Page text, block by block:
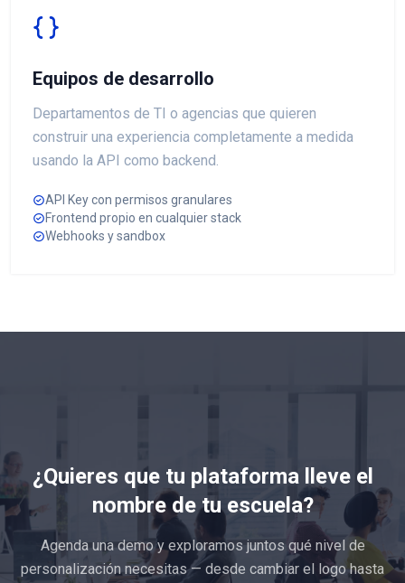
Equipos de desarrollo
Departamentos de TI o agencias que quieren
construir una experiencia completamente a medida
usando la API como backend.
API Key con permisos granulares
Frontend propio en cualquier stack
Webhooks y sandbox
¿Quieres que tu plataforma lleve el
nombre de tu escuela?
Agenda una demo y exploramos juntos qué nivel de
personalización necesitas — desde cambiar el logo hasta